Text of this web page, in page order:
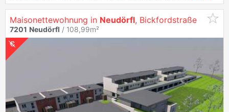
Maisonettewohnung in Neudörfl, Bickfordstraße
7201 Neudörfl / 108,99m²